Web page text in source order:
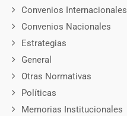
Convenios Internacionales
Convenios Nacionales
Estrategias
General
Otras Normativas
Políticas
Memorias Institucionales